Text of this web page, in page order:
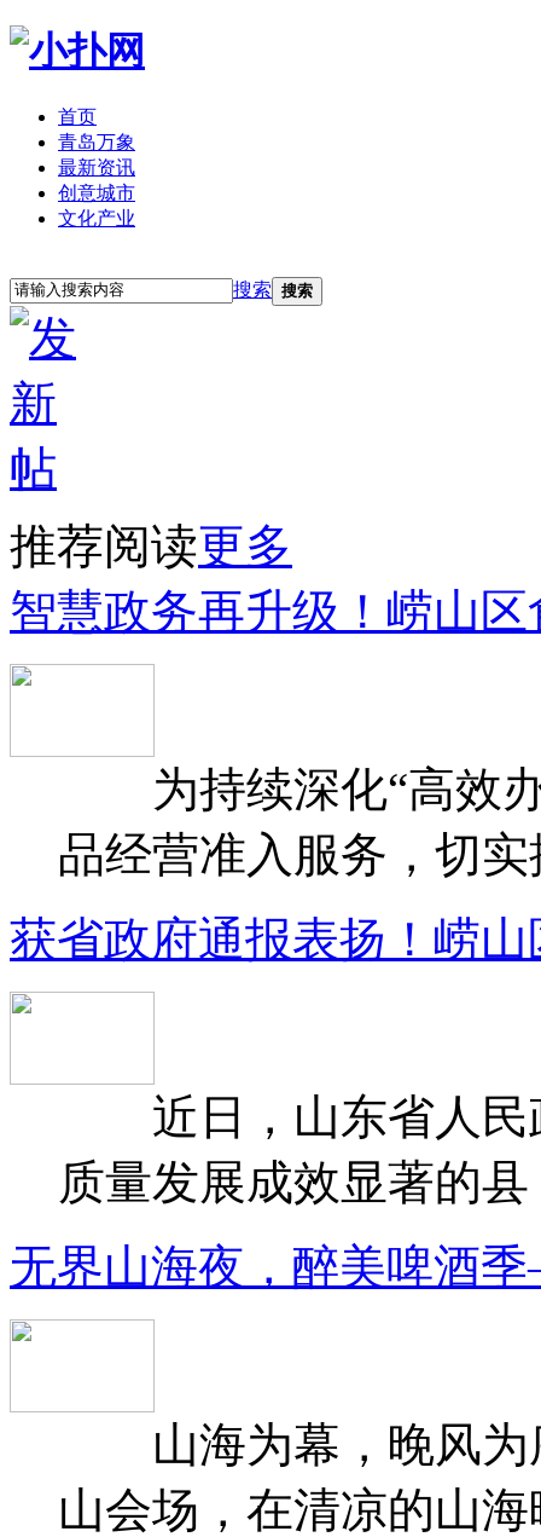
首页
青岛万象
最新资讯
创意城市
文化产业
搜索 搜索
推荐阅读更多
智慧政务再升级！崂山
为持续深化“高效办
品经营准入服务，切
获省政府通报表扬！崂
近日，山东省人民
质量发展成效显著的
无界山海夜，醉美啤酒
山海为幕，晚风为
山会场，在清凉的山